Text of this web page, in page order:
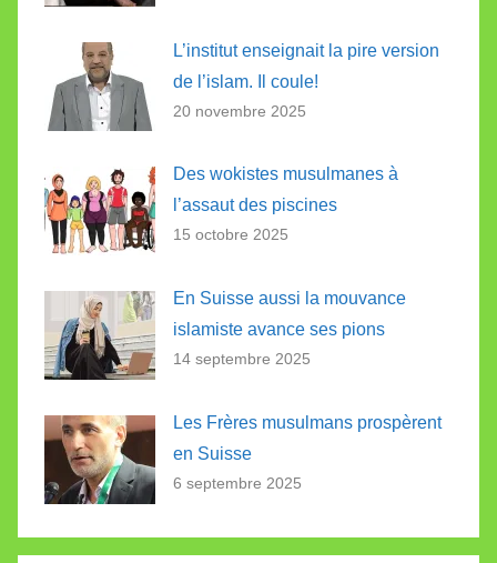
L’institut enseignait la pire version
de l’islam. Il coule!
20 novembre 2025
Des wokistes musulmanes à
l’assaut des piscines
15 octobre 2025
En Suisse aussi la mouvance
islamiste avance ses pions
14 septembre 2025
Les Frères musulmans prospèrent
en Suisse
6 septembre 2025